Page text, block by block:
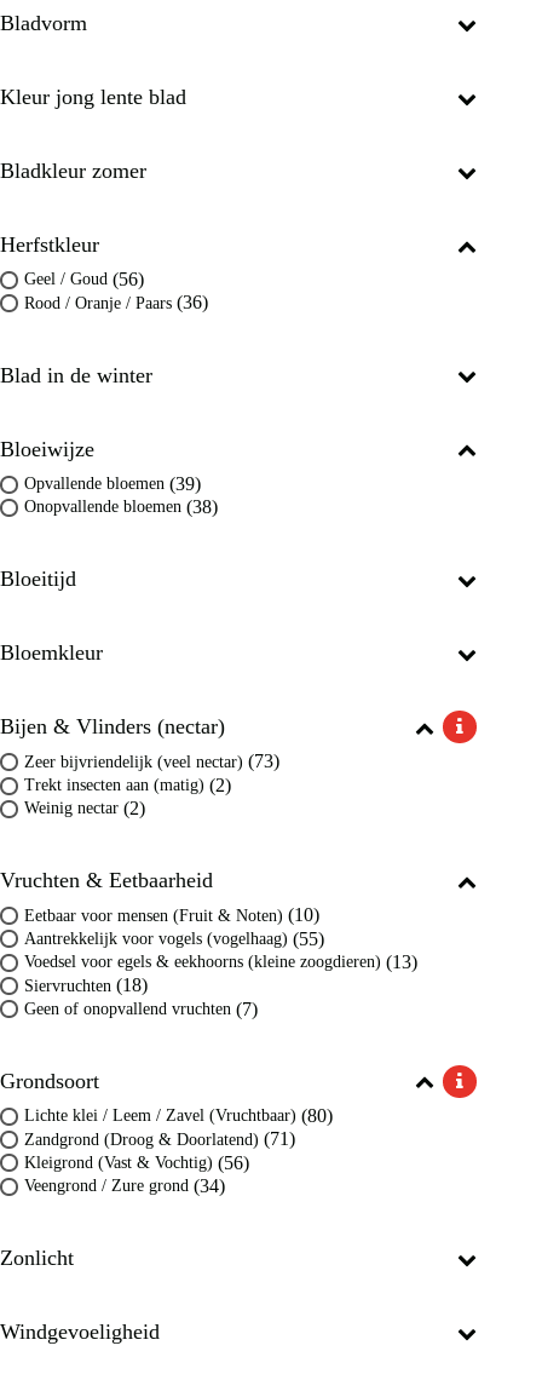
Bladvorm
Kleur jong lente blad
Bladkleur zomer
Herfstkleur
Geel / Goud (56)
Rood / Oranje / Paars (36)
Blad in de winter
Bloeiwijze
Opvallende bloemen (39)
Onopvallende bloemen (38)
Bloeitijd
Bloemkleur
Bijen & Vlinders (nectar)
Zeer bijvriendelijk (veel nectar) (73)
Trekt insecten aan (matig) (2)
Weinig nectar (2)
Vruchten & Eetbaarheid
Eetbaar voor mensen (Fruit & Noten) (10)
Aantrekkelijk voor vogels (vogelhaag) (55)
Voedsel voor egels & eekhoorns (kleine zoogdieren) (13)
Siervruchten (18)
Geen of onopvallend vruchten (7)
Grondsoort
Lichte klei / Leem / Zavel (Vruchtbaar) (80)
Zandgrond (Droog & Doorlatend) (71)
Kleigrond (Vast & Vochtig) (56)
Veengrond / Zure grond (34)
Zonlicht
Windgevoeligheid